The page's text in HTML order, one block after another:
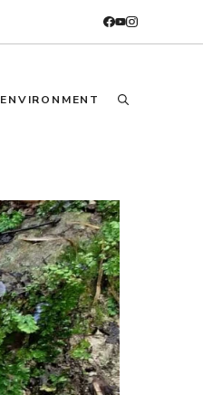
ENVIRONMENT